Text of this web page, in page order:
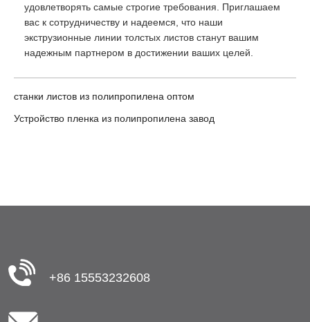
удовлетворять самые строгие требования. Приглашаем
вас к сотрудничеству и надеемся, что наши
экструзионные линии толстых листов станут вашим
надежным партнером в достижении ваших целей.
станки листов из полипропилена оптом
Устройство пленка из полипропилена завод
+86 15553232608